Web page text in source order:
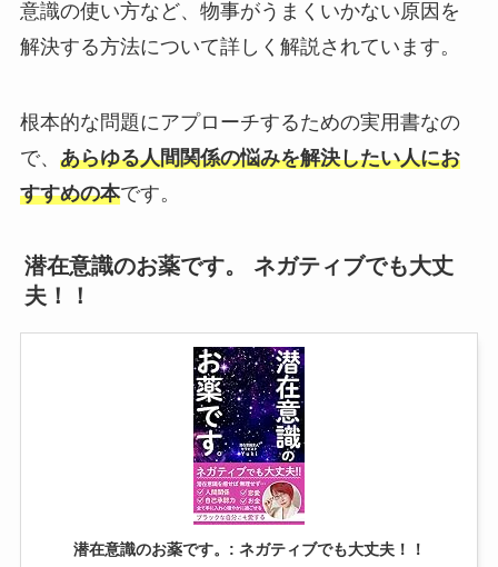
意識の使い方など、物事がうまくいかない原因を
解決する方法について詳しく解説されています。
根本的な問題にアプローチするための実用書なの
で、 あらゆる人間関係の悩みを解決したい人にお
すすめの本です。
潜在意識のお薬です。 ネガティブでも大丈
夫！！
潜在意識のお薬です。: ネガティブでも大丈夫！！